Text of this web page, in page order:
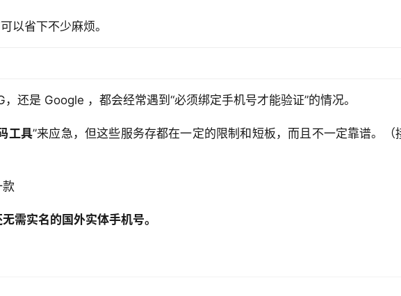
以省下不少麻烦。
还是 Google ，都会经常遇到“必须绑定手机号才能验证”的情况。
工具”来应急，但这些服务存都在一定的限制和短板，而且不一定靠谱。（
需实名的国外实体手机号。